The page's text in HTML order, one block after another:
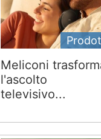
Meliconi
l'ascolto
televisivo...